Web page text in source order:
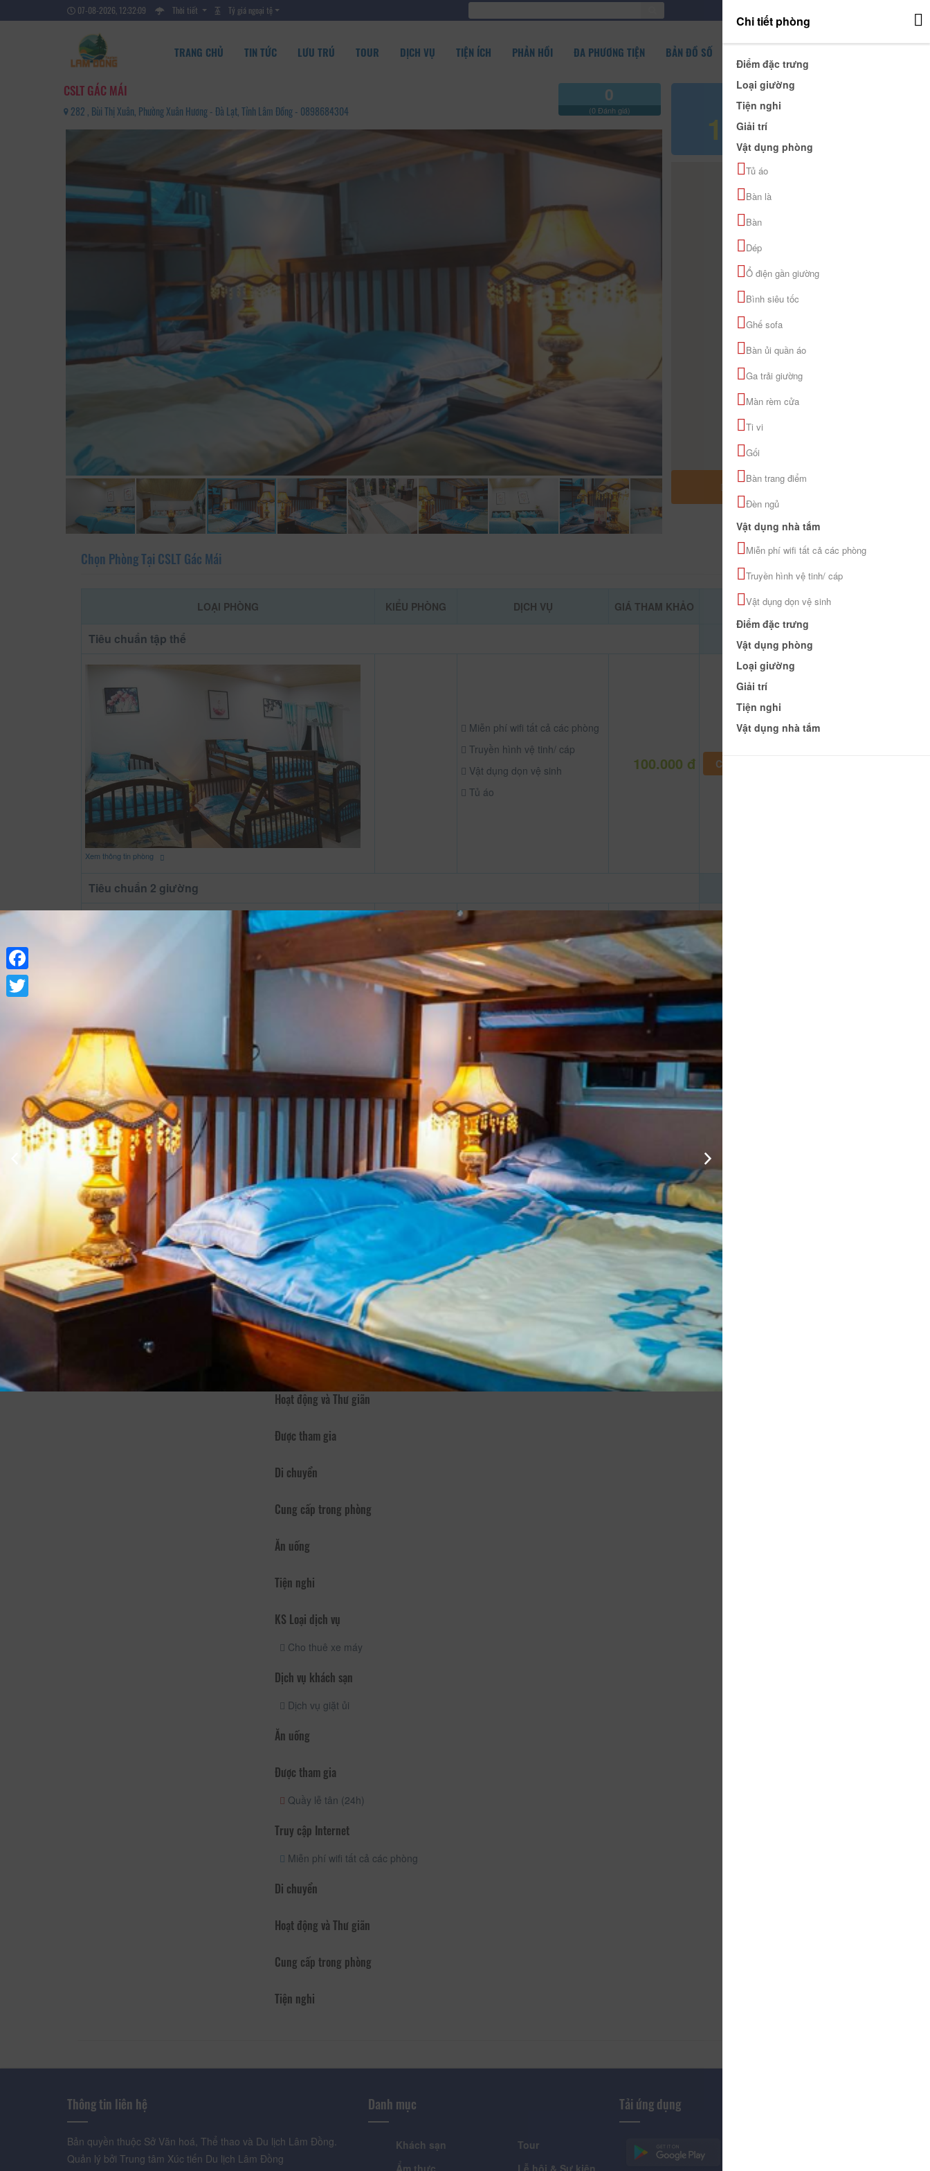
07-08-2026, 12:32:10 Thời tiết Tỷ giá ngoại tệ
TRANG CHỦ TIN TỨC LƯU TRÚ TOUR DỊCH VỤ TIỆN ÍCH PHẢN HỒI ĐA PHƯƠNG TIỆN BẢN ĐỒ SỐ
CSLT GÁC MÁI
282 , Bùi Thị Xuân, Phường Xuân Hương - Đà Lạt, Tỉnh Lâm Đồng - 0898684304
0
(0 Đánh giá) 100.000 đ
MỞ RỘNG BẢN ĐỒ
Chọn Phòng Tại CSLT Gác Mái
LOẠI PHÒNG KIỂU PHÒNG DỊCH VỤ GIÁ THAM KHẢO ĐẶT PHÒNG
Tiêu chuẩn tập thể
Xem thông tin phòng
Miễn phí wifi tất cả các phòng
Truyền hình vệ tinh/ cáp
Vật dụng dọn vệ sinh
Tủ áo
100.000 đ CHƯA KHAI BÁO PHÒNG
Tiêu chuẩn 2 giường
Xem thông tin phòng
Miễn phí wifi tất cả các phòng
Vật dụng dọn vệ sinh
Truyền hình vệ tinh/ cáp
Tủ áo
500.000 đ CHƯA KHAI BÁO PHÒNG
Thông Tin Chi Tiết Của CSLT Gác Mái
Mô tả
CSLT Gác Mái tọa lạc tại 282 Bùi Thị Xuân, Phường 2, thành phố Đà Lạt, vị trí đắc địa tại trung tâm thành phố - nhìn ra sân golf đồi
Cù - đón ánh bình minh tuyệt với thêm chút sương vào mỗi sớm mai.
Đa dạng các dịch vụ hoàn mỹ cho khách hàng:
Gồm các loại phòng 2 - 10 người
Phục vụ nhận phòng và liên hệ 24/24 mỗi ngày
Tổ chức party nướng BBQ trên nóc sân thượng view sân golf tuyệt vời cho khách hàng khi đến với chúng tôi.
Tổ chức các buổi tư vấn dã ngoại giảm giá 30% ưu đãi chụp hình du lịch tại đà lạt với những photo kèm hướng dẫn viên cho các
bạn khi đến với chúng tôi.
Đăng ký từ 5-10 ngày trở lên bạn sẽ được nhận 1 xuất tham gia party BBQ hoàn toàn miễn phí của chúng tôi được tổ chức đặc biệt
dành cho bạn.
Truy cập Internet
Hoạt động và Thư giãn
Được tham gia
Di chuyển
Cung cấp trong phòng
Ăn uống
Tiện nghi
KS Loại dịch vụ
Cho thuê xe máy
Dịch vụ khách sạn
Dịch vụ giặt ủi
Ăn uống
Được tham gia
Quầy lễ tân (24h)
Truy cập Internet
Miễn phí wifi tất cả các phòng
Di chuyển
Hoạt động và Thư giãn
Cung cấp trong phòng
Tiện nghi
Chi tiết phòng
Điểm đặc trưng
Loại giường
Tiện nghi
Giải trí
Vật dụng phòng
Tủ áo
Bàn là
Bàn
Dép
Ổ điện gần giường
Bình siêu tốc
Ghế sofa
Bàn ủi quần áo
Ga trải giường
Màn rèm cửa
Ti vi
Gối
Bàn trang điểm
Đèn ngủ
Vật dụng nhà tắm
Miễn phí wifi tất cả các phòng
Truyền hình vệ tinh/ cáp
Vật dụng dọn vệ sinh
Điểm đặc trưng
Vật dụng phòng
Loại giường
Giải trí
Tiện nghi
Vật dụng nhà tắm
Thông tin liên hệ
Bản quyền thuộc Sở Văn hoá, Thể thao và Du lịch Lâm Đồng.
Quản lý bởi Trung tâm Xúc tiến Du lịch Lâm Đồng
Danh mục
Khách sạn
Ẩm thực
Tour
Lễ hội & Sự kiện
Tải ứng dụng
Facebook